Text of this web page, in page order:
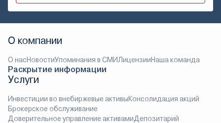
О компании
О насНовостиУпоминания в СМИЛицензииНаша команда
Раскрытие информации
Услуги
Инвестиции во внебиржевые активыКонсолидация акций
Брокерское обслуживание
Доверительное управление активамиДепозитарий